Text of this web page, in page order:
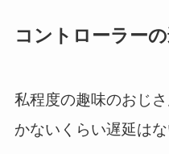
コントローラー
私程度の趣味のおじ
かないくらい遅延は